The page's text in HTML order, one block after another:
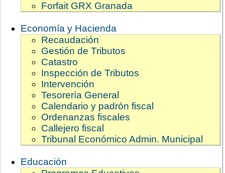
Forfait GRX Granada
Economía y Hacienda
Recaudación
Gestión de Tributos
Catastro
Inspección de Tributos
Intervención
Tesorería General
Calendario y padrón fiscal
Ordenanzas fiscales
Callejero fiscal
Tribunal Económico Admin. Municipal
Educación